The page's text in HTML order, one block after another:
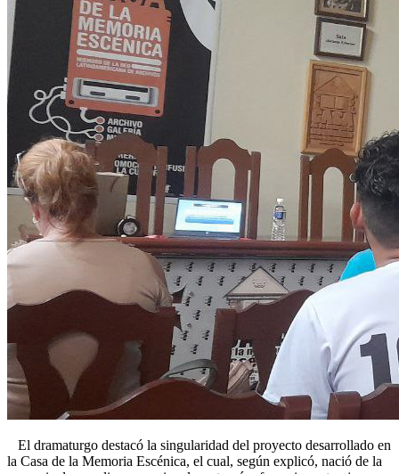
El dramaturgo destacó la singularidad del proyecto desarrollado en
la Casa de la Memoria Escénica, el cual, según explicó, nació de la